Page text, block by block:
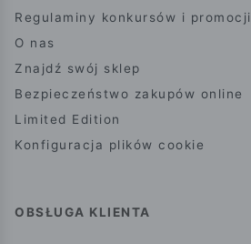
Regulaminy konkursów i promocji
O nas
Znajdź swój sklep
Bezpieczeństwo zakupów online
Limited Edition
Konfiguracja plików cookie
OBSŁUGA KLIENTA